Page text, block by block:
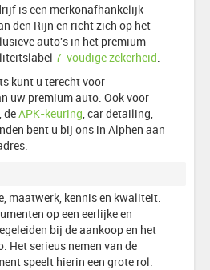
is een merkonafhankelijk
den Rijn en richt zich op het
auto's in het premium
7-voudige zekerheid
kunt u terecht voor
uw premium auto. Ook voor
deAPK-keuring , car detailing,
bent u bij ons in Alphen aan
maatwerk, kennis en kwaliteit.
op een eerlijke en
bij de aankoop en het
Het serieus nemen van de
speelt hierin een grote rol.